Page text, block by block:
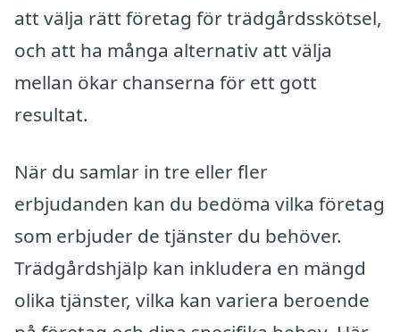
att välja rätt företag för trädgårdsskötsel,
och att ha många alternativ att välja
mellan ökar chanserna för ett gott
resultat.
När du samlar in tre eller fler
erbjudanden kan du bedöma vilka företag
som erbjuder de tjänster du behöver.
Trädgårdshjälp kan inkludera en mängd
olika tjänster, vilka kan variera beroende